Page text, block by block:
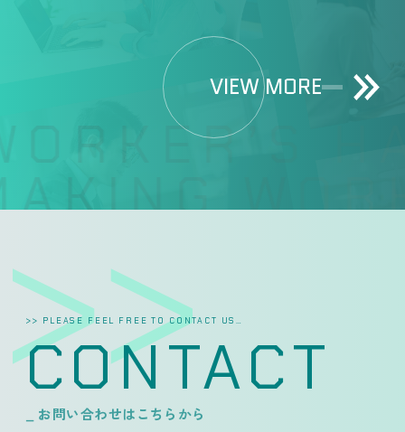
VIEW MORE
>> PLEASE FEEL FREE TO CONTACT US…
CONTACT
_ お問い合わせはこちらから